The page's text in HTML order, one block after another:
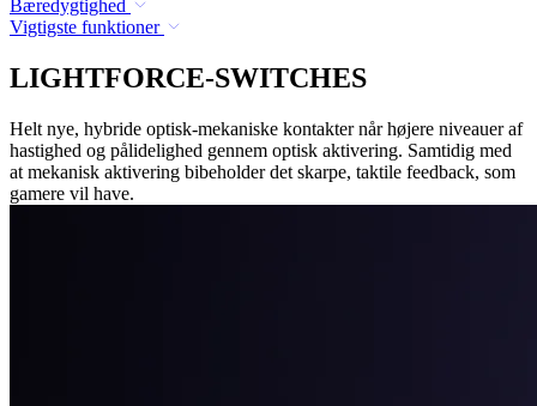
Bæredygtighed
Vigtigste funktioner
LIGHTFORCE-SWITCHES
Helt nye, hybride optisk-mekaniske kontakter når højere niveauer af
hastighed og pålidelighed gennem optisk aktivering. Samtidig med
at mekanisk aktivering bibeholder det skarpe, taktile feedback, som
gamere vil have.